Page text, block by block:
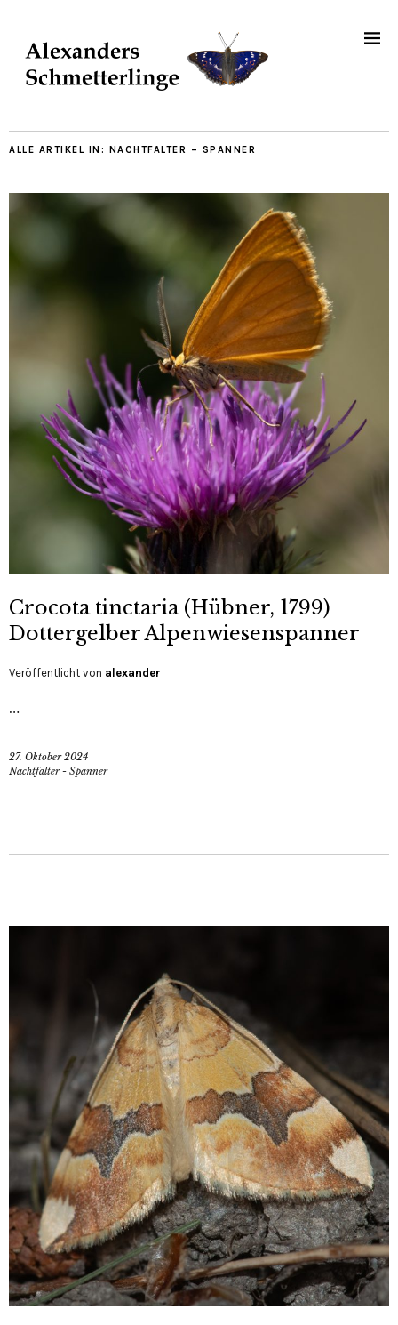
ALLE ARTIKEL IN: NACHTFALTER – SPANNER
Crocota tinctaria (Hübner, 1799)
Dottergelber Alpenwiesenspanner
Veröffentlicht von alexander
…
27. Oktober 2024
Nachtfalter - Spanner